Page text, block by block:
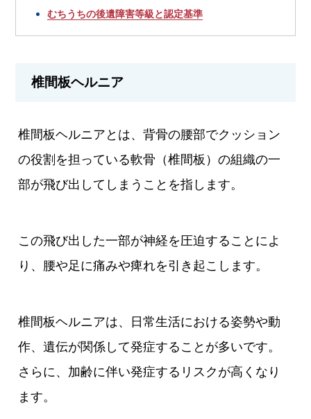
むちうちの後遺障害等級と認定基準
椎間板ヘルニア
椎間板ヘルニアとは、背骨の腰部でクッション
の役割を担っている軟骨（椎間板）の組織の一
部が飛び出してしまうことを指します。
この飛び出した一部が神経を圧迫することによ
り、腰や足に痛みや痺れを引き起こします。
椎間板ヘルニアは、日常生活における姿勢や動
作、遺伝が関係して発症することが多いです。
さらに、加齢に伴い発症するリスクが高くなり
ます。